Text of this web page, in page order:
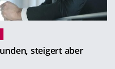
steigert aber